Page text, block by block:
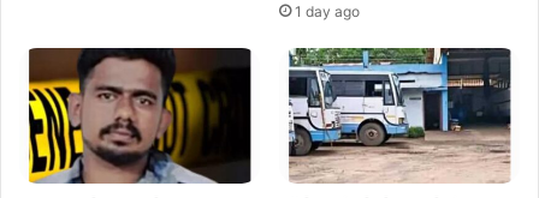
1 day ago